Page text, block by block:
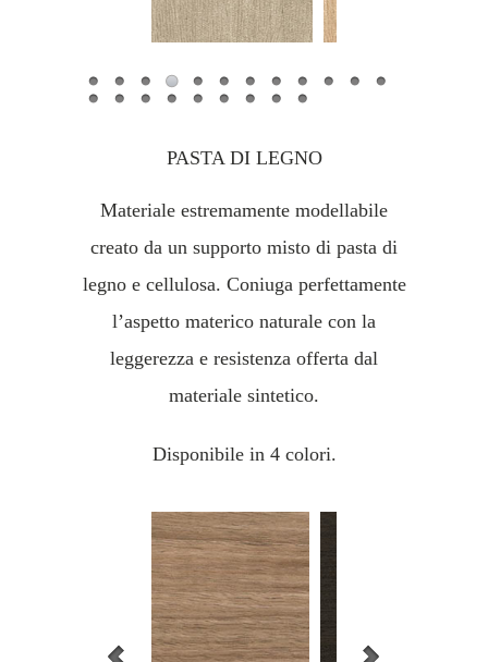
PASTA DI LEGNO
Materiale estremamente modellabile
creato da un supporto misto di pasta di
legno e cellulosa. Coniuga perfettamente
l’aspetto materico naturale con la
leggerezza e resistenza offerta dal
materiale sintetico.
Disponibile in 4 colori.